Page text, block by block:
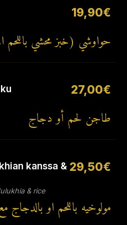
19,90€
حواوشي (خبز محشي باللحم
27,00€
طاجن لحم أو دجاج
kanssa &
& rice
29,50€
مولوخيه باللحم او بالدجاج